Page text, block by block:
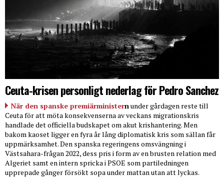
Ceuta-krisen personligt nederlag för Pedro Sanchez
När den spanske premiärministernunder gårdagen reste till
Ceuta för att möta konsekvenserna av veckans migrationskris
handlade det officiella budskapet om akut krishantering. Men
bakom kaoset ligger en fyra år lång diplomatisk kris som sällan får
uppmärksamhet. Den spanska regeringens omsvängning i
Västsahara-frågan 2022, dess pris i form av en brusten relation med
Algeriet samt en intern spricka i PSOE som partiledningen
upprepade gånger försökt sopa under mattan utan att lyckas.